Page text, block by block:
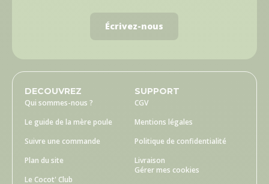
Écrivez-nous
DECOUVREZ
Qui sommes-nous ?
Le guide de la mère poule
Suivre une commande
Plan du site
Le Cocot' Club
SUPPORT
CGV
Mentions légales
Politique de confidentialité
Livraison
Gérer mes cookies